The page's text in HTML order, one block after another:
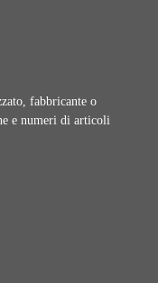
fabbricante o
e numeri di articoli